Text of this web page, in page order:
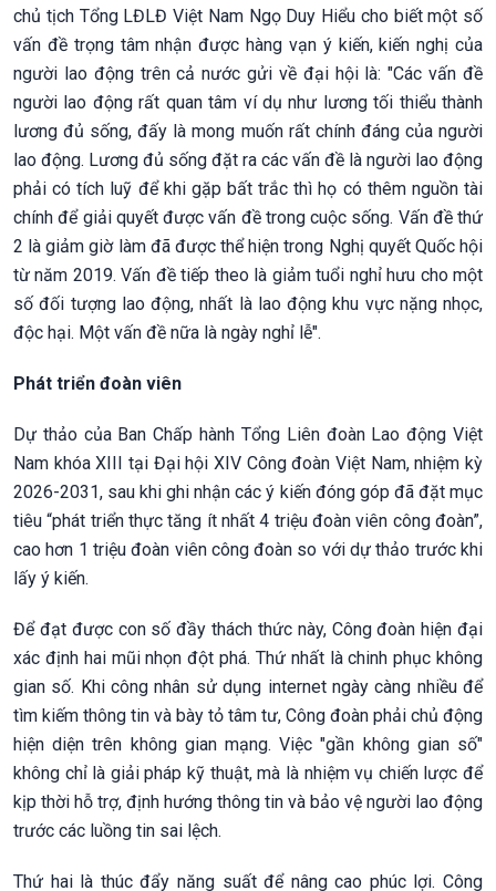
chủ tịch Tổng LĐLĐ Việt Nam Ngọ Duy Hiểu cho biết một số
vấn đề trọng tâm nhận được hàng vạn ý kiến, kiến nghị của
người lao động trên cả nước gửi về đại hội là: "Các vấn đề
người lao động rất quan tâm ví dụ như lương tối thiểu thành
lương đủ sống, đấy là mong muốn rất chính đáng của người
lao động. Lương đủ sống đặt ra các vấn đề là người lao động
phải có tích luỹ để khi gặp bất trắc thì họ có thêm nguồn tài
chính để giải quyết được vấn đề trong cuộc sống. Vấn đề thứ
2 là giảm giờ làm đã được thể hiện trong Nghị quyết Quốc hội
từ năm 2019. Vấn đề tiếp theo là giảm tuổi nghỉ hưu cho một
số đối tượng lao động, nhất là lao động khu vực nặng nhọc,
độc hại. Một vấn đề nữa là ngày nghỉ lễ".
Phát triển đoàn viên
Dự thảo của Ban Chấp hành Tổng Liên đoàn Lao động Việt
Nam khóa XIII tại Đại hội XIV Công đoàn Việt Nam, nhiệm kỳ
2026-2031, sau khi ghi nhận các ý kiến đóng góp đã đặt mục
tiêu “phát triển thực tăng ít nhất 4 triệu đoàn viên công đoàn”,
cao hơn 1 triệu đoàn viên công đoàn so với dự thảo trước khi
lấy ý kiến.
Để đạt được con số đầy thách thức này, Công đoàn hiện đại
xác định hai mũi nhọn đột phá. Thứ nhất là chinh phục không
gian số. Khi công nhân sử dụng internet ngày càng nhiều để
tìm kiếm thông tin và bày tỏ tâm tư, Công đoàn phải chủ động
hiện diện trên không gian mạng. Việc "gần không gian số"
không chỉ là giải pháp kỹ thuật, mà là nhiệm vụ chiến lược để
kịp thời hỗ trợ, định hướng thông tin và bảo vệ người lao động
trước các luồng tin sai lệch.
Thứ hai là thúc đẩy năng suất để nâng cao phúc lợi. Công